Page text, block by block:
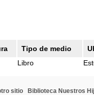
Tipo de medio
Libro
sitio Biblioteca Nuestros